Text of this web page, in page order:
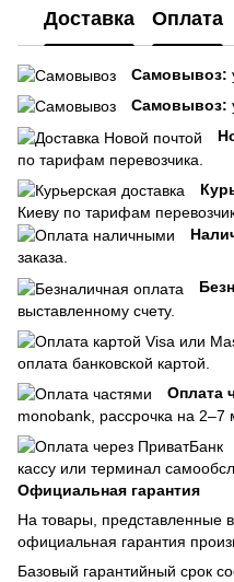
Доставка Оплата
Самовывоз:
Самовывоз:
по тарифам перевозчика.
Киеву по тарифам
заказа.
выставленному счету.
оплата банковской картой.
Оплата
monobank, рассрочка на 2–7
кассу или терминал
Официальная гарантия
На товары, представленные
официальная гарантия
Базовый гарантийный срок